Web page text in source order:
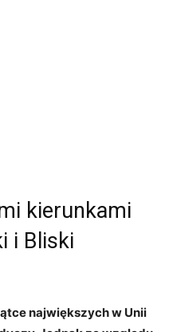
kierunkami
i Bliski
największych w Unii